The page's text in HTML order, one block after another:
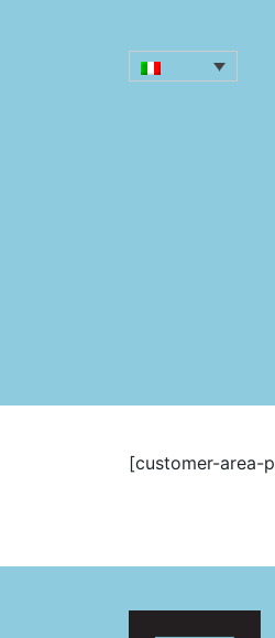
[customer-area-